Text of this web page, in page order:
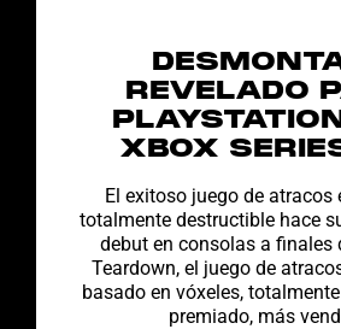
REVELADO
XBOX
El exitoso juego de atracos
totalmente destructible hace
debut en consolas a finales
Teardown, el juego de
basado en vóxeles,
premiado, más